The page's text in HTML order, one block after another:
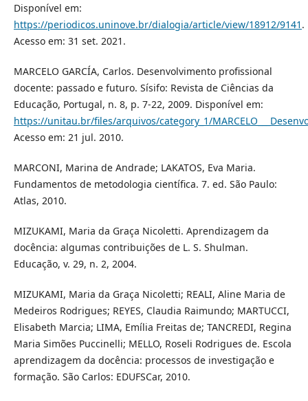
Disponível em:
https://periodicos.uninove.br/dialogia/article/view/18912/9141 .
Acesso em: 31 set. 2021.
MARCELO GARCÍA, Carlos. Desenvolvimento profissional
docente: passado e futuro. Sísifo: Revista de Ciências da
Educação, Portugal, n. 8, p. 7-22, 2009. Disponível em:
https://unitau.br/files/arquivos/category_1/
Acesso em: 21 jul. 2010.
MARCONI, Marina de Andrade; LAKATOS, Eva Maria.
Fundamentos de metodologia científica. 7. ed. São Paulo:
Atlas, 2010.
MIZUKAMI, Maria da Graça Nicoletti. Aprendizagem da
docência: algumas contribuições de L. S. Shulman.
Educação, v. 29, n. 2, 2004.
MIZUKAMI, Maria da Graça Nicoletti; REALI, Aline Maria de
Medeiros Rodrigues; REYES, Claudia Raimundo; MARTUCCI,
Elisabeth Marcia; LIMA, Emília Freitas de; TANCREDI, Regina
Maria Simões Puccinelli; MELLO, Roseli Rodrigues de. Escola
aprendizagem da docência: processos de investigação e
formação. São Carlos: EDUFSCar, 2010.